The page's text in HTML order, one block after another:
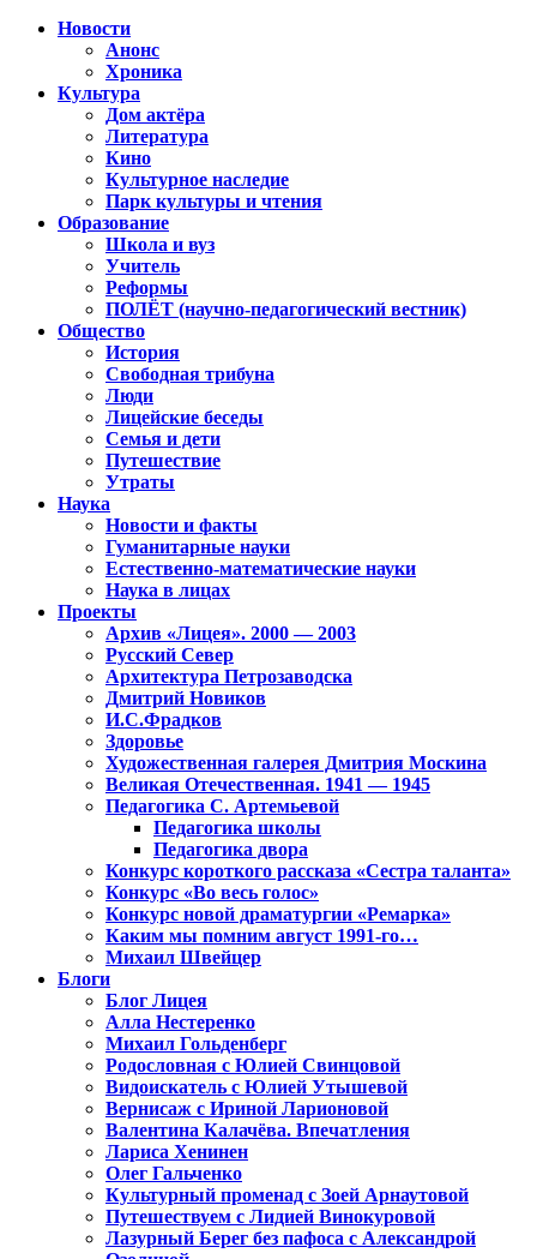
Новости
Анонс
Хроника
Культура
Дом актёра
Литература
Кино
Культурное наследие
Парк культуры и чтения
Образование
Школа и вуз
Учитель
Реформы
ПОЛЁТ (научно-педагогический вестник)
Общество
История
Свободная трибуна
Люди
Лицейские беседы
Семья и дети
Путешествие
Утраты
Наука
Новости и факты
Гуманитарные науки
Естественно-математические науки
Наука в лицах
Проекты
Архив «Лицея». 2000 — 2003
Русский Север
Архитектура Петрозаводска
Дмитрий Новиков
И.С.Фрадков
Здоровье
Художественная галерея Дмитрия Москина
Великая Отечественная. 1941 — 1945
Педагогика С. Артемьевой
Педагогика школы
Педагогика двора
Конкурс короткого рассказа «Сестра таланта»
Конкурс «Во весь голос»
Конкурс новой драматургии «Ремарка»
Каким мы помним август 1991-го…
Михаил Швейцер
Блоги
Блог Лицея
Алла Нестеренко
Михаил Гольденберг
Родословная с Юлией Свинцовой
Видоискатель с Юлией Утышевой
Вернисаж с Ириной Ларионовой
Валентина Калачёва. Впечатления
Лариса Хенинен
Олег Гальченко
Культурный променад с Зоей Арнаутовой
Путешествуем с Лидией Винокуровой
Лазурный Берег без пафоса с Александрой